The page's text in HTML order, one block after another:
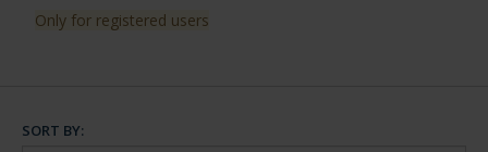
Only for registered users
SORT BY: